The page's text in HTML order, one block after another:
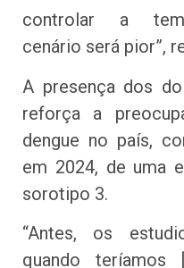
controlar a
cenário será pior”,
A presença dos
reforça a
dengue no país,
em 2024, de uma
sorotipo 3.
“Antes, os
quando